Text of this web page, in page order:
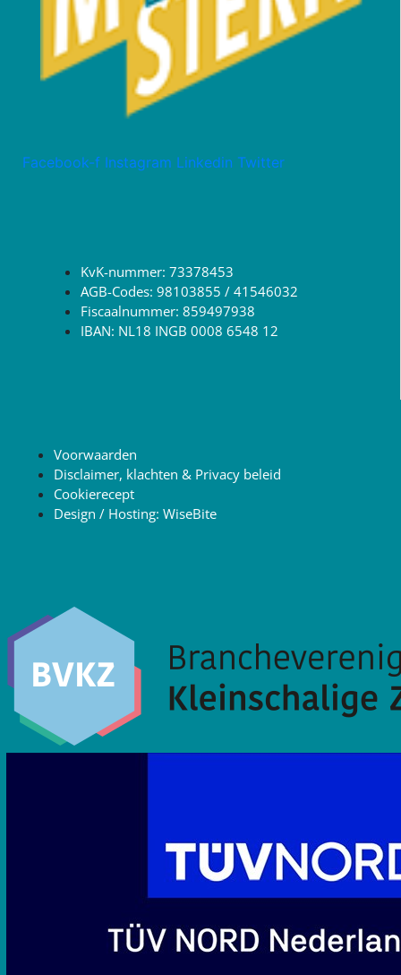
Facebook-f Instagram Linkedin Twitter
KvK-nummer: 73378453
AGB-Codes: 98103855 / 41546032
Fiscaalnummer: 859497938
IBAN: NL18 INGB 0008 6548 12
Voorwaarden
Disclaimer, klachten & Privacy beleid
Cookierecept
Design / Hosting: WiseBite